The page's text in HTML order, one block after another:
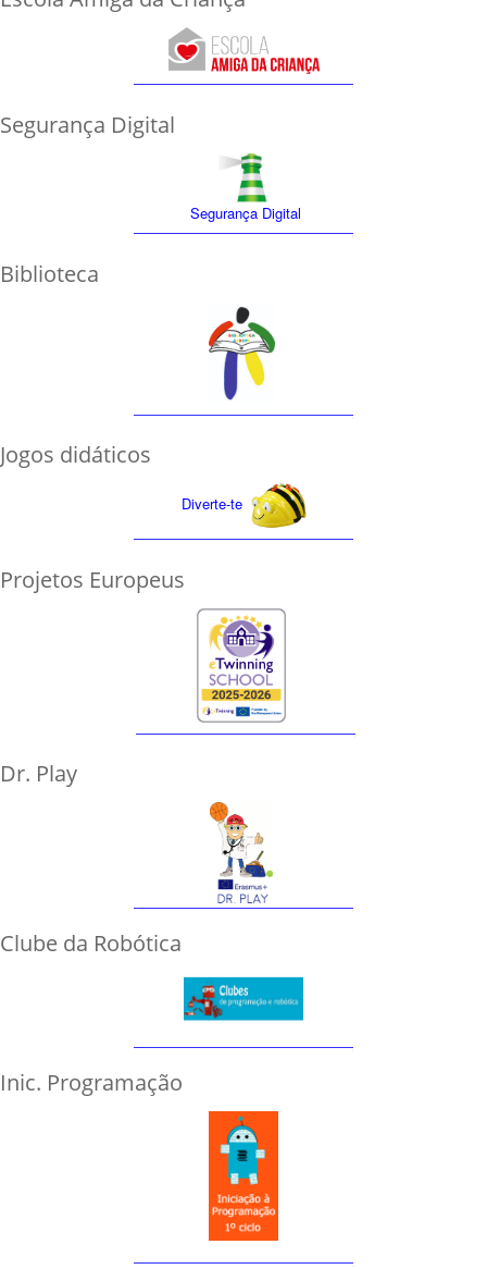
Segurança Digital
Segurança Digital
Biblioteca
Jogos didáticos
Diverte-te
Projetos Europeus
Dr. Play
Clube da Robótica
Inic. Programação